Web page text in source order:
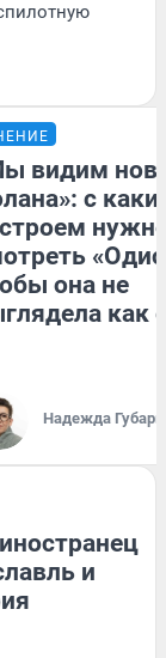
видим
с
она не
как
Надежда Губарь
и